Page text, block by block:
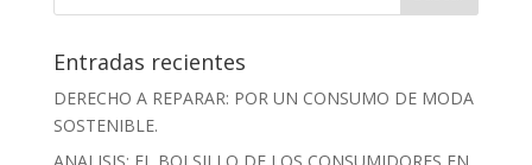
Entradas recientes
DERECHO A REPARAR: POR UN CONSUMO DE MODA
SOSTENIBLE.